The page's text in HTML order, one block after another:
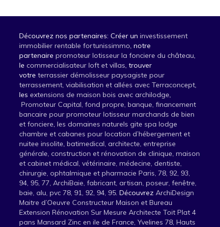
Découvrez nos partenaires: Créer un investissement
immobilier rentable fortunissimmo, notre
partenaire promoteur lotisseur la fonciere du château,
le commercialisateur loft et villas, trouver
votre terrassier démolisseur paysagiste pour
terrassement, viabilisation et allées avec Terraconcept,
les extensions de maison bois avec archilodge,
Promoteur Capital, fond propre, banque, financement
bancaire pour promoteur lotisseur marchands de bien
et fonciere, les domaines naturels gite spa lodge
chambre et cabanes pour location d’hébergement et
nuitee insolite, batimedical, architecte, entreprise
générale, construction et rénovation de clinique, maison
et cabinet médical, vétérinaire, médecine, dentiste,
chirurgie, ophtalmique et pharmacie Paris, 78, 92, 93,
94, 95, 77, ArchiBaie, fabricant, artisan, poseur, fenêtre,
baie, alu, pvc 78, 91, 92, 94, 95. Découvrez ArchiDesign
Maitre d’Oeuvre Constructeur Maison et Bureau
Extension Rénovation Sur Mesure Architecte Toit Plat 4
pans Mansard Zinc en ile de France, Yvelines 78, Hauts